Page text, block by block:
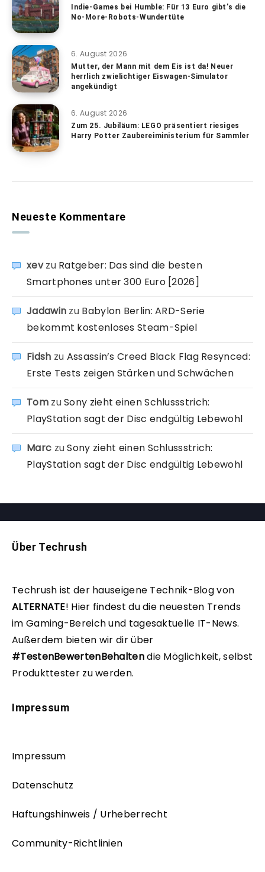
Indie-Games bei Humble: Für 13 Euro gibt’s die
No-More-Robots-Wundertüte
6. August 2026
Mutter, der Mann mit dem Eis ist da! Neuer
herrlich zwielichtiger Eiswagen-Simulator
angekündigt
6. August 2026
Zum 25. Jubiläum: LEGO präsentiert riesiges
Harry Potter Zaubereiministerium für Sammler
Neueste Kommentare
xevzu Ratgeber: Das sind die besten
Smartphones unter 300 Euro [2026]
Jadawin zu Babylon Berlin: ARD-Serie
bekommt kostenloses Steam-Spiel
Fidsh zu Assassin’s Creed Black Flag Resynced:
Erste Tests zeigen Stärken und Schwächen
TomzuSony zieht einen Schlussstrich:
PlayStation sagt der Disc endgültig Lebewohl
Marc zuSony zieht einen Schlussstrich:
PlayStation sagt der Disc endgültig Lebewohl
Über Techrush
Techrush ist der hauseigene Technik-Blog von
ALTERNATE! Hier findest du die neuesten Trends
im Gaming-Bereich und tagesaktuelle IT-News.
Außerdem bieten wir dir über
#TestenBewertenBehaltendie Möglichkeit, selbst
Produkttester zu werden.
Impressum
Impressum
Datenschutz
Haftungshinweis / Urheberrecht
Community-Richtlinien